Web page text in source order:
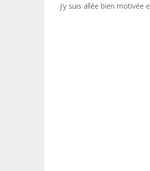
j’y suis allée bien motivée